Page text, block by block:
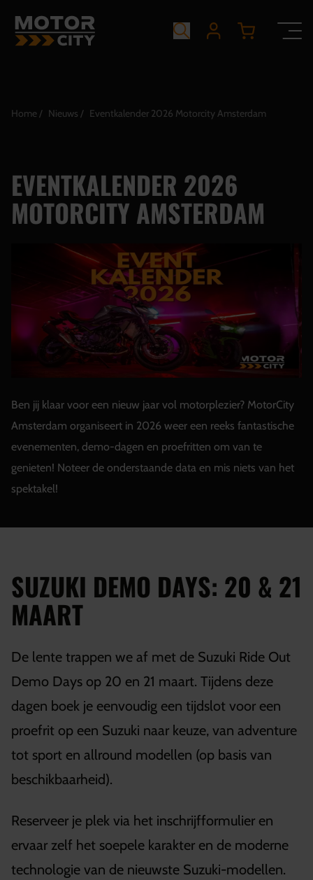
Home Nieuws Eventkalender 2026 Motorcity Amsterdam
EVENTKALENDER 2026
MOTORCITY AMSTERDAM
Ben jij klaar voor een nieuw jaar vol motorplezier? MotorCity
Amsterdam organiseert in 2026 weer een reeks fantastische
evenementen, demo-dagen en proefritten om van te
genieten! Noteer de onderstaande data en mis niets van het
spektakel!
SUZUKI DEMO DAYS: 20 & 21
MAART
De lente trappen we af met de Suzuki Ride Out
Demo Days op 20 en 21 maart. Tijdens deze
dagen boek je eenvoudig een tijdslot voor een
proefrit op een Suzuki naar keuze, van adventure
tot sport en allround modellen (op basis van
beschikbaarheid).
Reserveer je plek via het inschrijfformulier en
ervaar zelf het soepele karakter en de moderne
technologie van de nieuwste Suzuki-modellen.